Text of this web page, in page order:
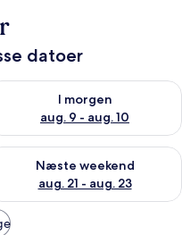
datoer
- aug. 9
I morgen
aug. 9 - aug. 10
tilgængelighed for i
aug. 14 - aug. 16
Næste weekend
aug. 21 - aug. 23
tilgængelighed for næste